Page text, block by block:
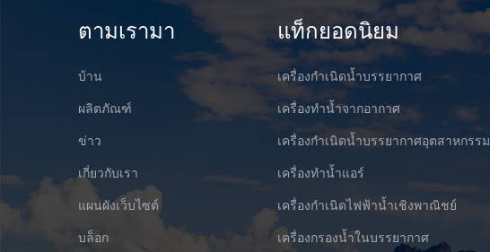
ตามเรามา
บ้าน
ผลิตภัณฑ์
ข่าว
เกี่ยวกับเรา
แผนผังเว็บไซต์
บล็อก
แท็กยอดนิยม
เครื่องกำเนิดน้ำบรรยากาศ
เครื่องทำน้ำจากอากาศ
เครื่องกำเนิดน้ำบรรยากาศอุตสาหกรรม
เครื่องทำน้ำแอร์
เครื่องกำเนิดไฟฟ้าน้ำเชิงพาณิชย์
เครื่องกรองน้ำในบรรยากาศ